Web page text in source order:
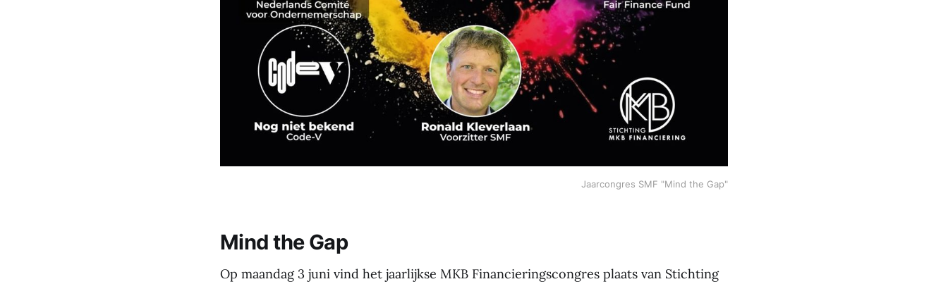
Jaarcongres SMF "Mind the Gap"
Mind the Gap
Op maandag 3 juni vind het jaarlijkse MKB Financieringscongres plaats van Stichting